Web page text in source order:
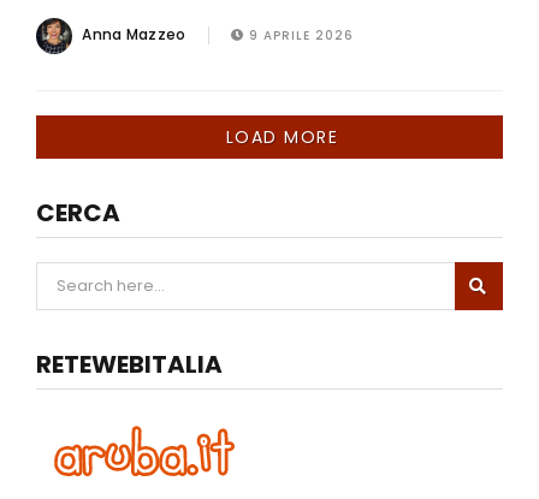
Anna Mazzeo 9 APRILE 2026
LOAD MORE
CERCA
RETEWEBITALIA